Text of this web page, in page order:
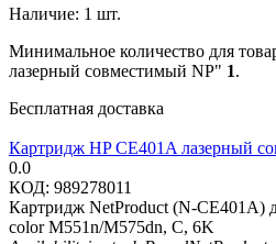
Наличие: 1 шт.
Минимальное количество для
лазерный совместимый NP" 1.
Бесплатная доставка
Картридж HP CE401A лазерный
0.0
КОД: 989278011
Картридж NetProduct (N-CE401A)
color M551n/M575dn, C, 6K